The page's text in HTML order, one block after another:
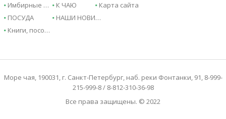
Имбирные напитки
К ЧАЮ
ПОСУДА
НАШИ НОВИНКИ
Книги, пособия, справочники
Карта сайта
Море чая, 190031, г. Санкт-Петербург, наб. реки Фонтанки, 91, 8-999-
215-999-8 / 8-812-310-36-98
Все права защищены. © 2022